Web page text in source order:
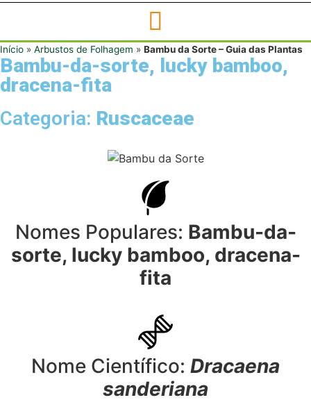
Início » Arbustos de Folhagem » Bambu da Sorte – Guia das Plantas
Bambu-da-sorte, lucky bamboo,
dracena-fita
Categoria: Ruscaceae
Nomes Populares: Bambu-da-
sorte, lucky bamboo, dracena-
fita
Nome Científico: Dracaena
sanderiana